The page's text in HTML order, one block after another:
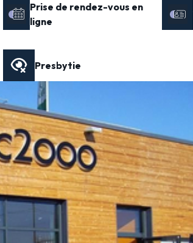
Prise de rendez-vous en
ligne
Presbytie